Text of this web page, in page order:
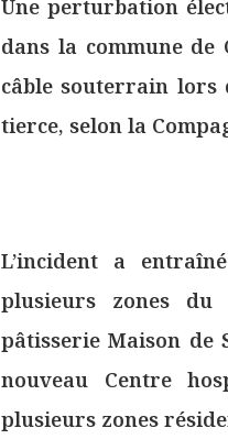
Une perturbation
dans la commune de
câble souterrain lors
tierce, selon la
L’incident a
plusieurs zones du
pâtisserie Maison de
nouveau Centre
plusieurs zones